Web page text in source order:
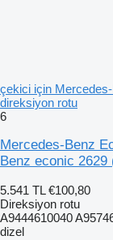
çekici için
direksiyon rotu
6
Mercedes-Benz
Benz econic 2629
5.541 TL €100,80
Direksiyon rotu
A9444610040
dizel